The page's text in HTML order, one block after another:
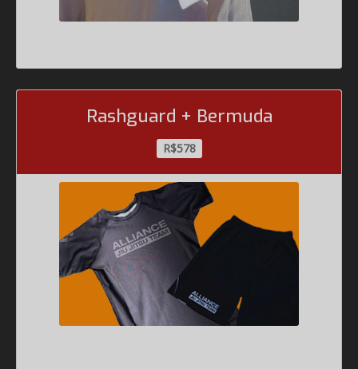
Rashguard + Bermuda
R$578